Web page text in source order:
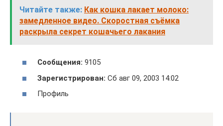
Читайте также: Как кошка лакает молоко:
замедленное видео. Скоростная съёмка
раскрыла секрет кошачьего лакания
Сообщения: 9105
Зарегистрирован: Сб авг 09, 2003 14:02
Профиль